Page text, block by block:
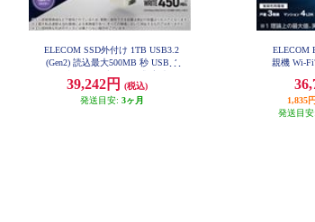
ELECOM SSD外付け 1TB USB3.2
(Gen2) 読込最大500MB 秒 USBメ
peC USB-A両対応 シルバー ESD-E
PA1000GSV
39,242円
(税込)
発送目安: 3ヶ月
ELECOM
親機 Wi-
bps AIセ
1,835
発送目安: